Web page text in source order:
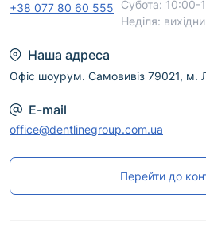
+38 077 80 60 555
Субота: 10:00-
Неділя:
Наша адреса
Офіс шоурум. Самовивіз 79021, м.
E-mail
office@dentlinegroup.com.ua
Перейти до